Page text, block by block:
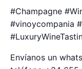
#Champagne
#vinoycompania
Envíanos un